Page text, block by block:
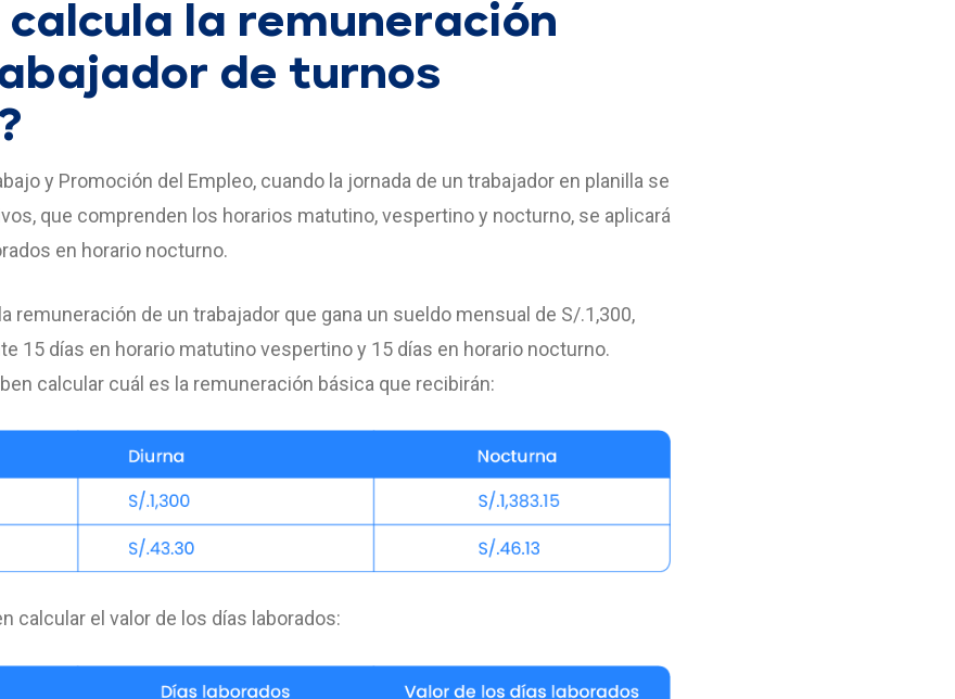
calcula la remuneración
de turnos
y Promoción del Empleo, cuando la jornada de un trabajador en planilla se
que comprenden los horarios matutino, vespertino y nocturno, se aplicará
en horario nocturno.
remuneración de un trabajador que gana un sueldo mensual de S/.1,300,
15 días en horario matutino vespertino y 15 días en horario nocturno.
calcular cuál es la remuneración básica que recibirán:
calcular el valor de los días laborados: